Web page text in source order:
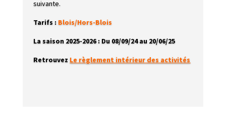
suivante.
Tarifs :Blois/Hors-Blois
La saison 2025-2026 : Du 08/09/24 au 20/06/25
Retrouvez Le règlement intérieur des activités